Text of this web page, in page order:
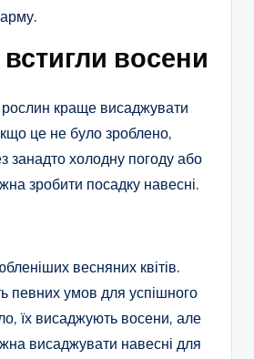
восени
рослин краще висаджувати
це не було зроблено,
занадто холодну погоду або
зробити посадку навесні.
весняних квітів.
певних умов для успішного
їх висаджують восени, але
висаджувати навесні для